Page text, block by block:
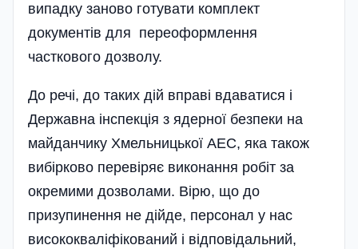
випадку заново готувати комплект
документів для переоформлення
часткового дозволу.
До речі, до таких дій вправі вдаватися і
Державна інспекція з ядерної безпеки на
майданчику Хмельницької АЕС, яка також
вибірково перевіряє виконання робіт за
окремими дозволами. Вірю, що до
призупинення не дійде, персонал у нас
висококваліфікований і відповідальний,